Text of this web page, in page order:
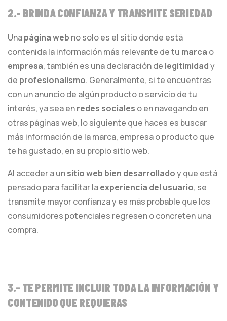
2.- BRINDA CONFIANZA Y TRANSMITE SERIEDAD
Unapágina web no solo es el sitio donde está
contenida la información más relevante de tu marca o
empresa, también es una declaración de legitimidady
de profesionalismo. Generalmente, si te encuentras
con un anuncio de algún producto o servicio de tu
interés, ya sea enredes sociales o en navegando en
otras páginas web, lo siguiente que haces es buscar
más información de la marca, empresa o producto que
te ha gustado, en su propio sitio web.
Al acceder a unsitio web bien desarrolladoy que está
pensado para facilitar laexperiencia del usuario, se
transmite mayor confianza y es más probable que los
consumidores potenciales regresen o concreten una
compra.
3.- TE PERMITE INCLUIR TODA LA INFORMACIÓN Y
CONTENIDO QUE REQUIERAS